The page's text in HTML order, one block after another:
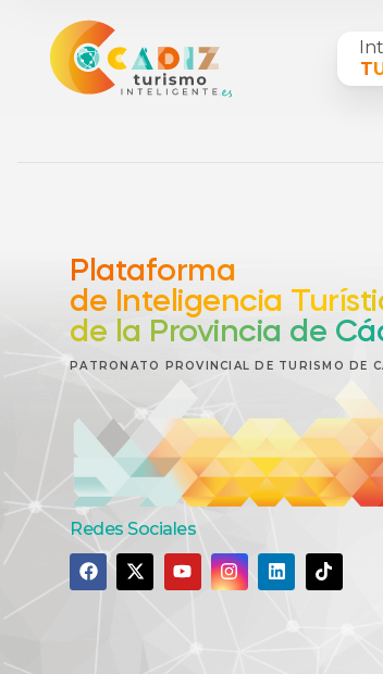
Plataforma
de Inteligencia
de la Provincia de
PATRONATO PROVINCIAL DE TURISMO DE
Redes Sociales